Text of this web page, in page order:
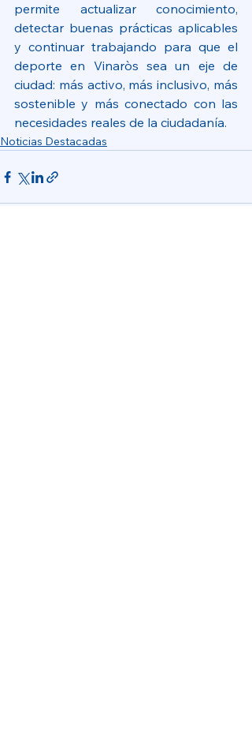
permite actualizar conocimiento,
detectar buenas prácticas aplicables
y continuar trabajando para que el
deporte en Vinaròs sea un eje de
ciudad: más activo, más inclusivo, más
sostenible y más conectado con las
necesidades reales de la ciudadanía.
Noticias Destacadas